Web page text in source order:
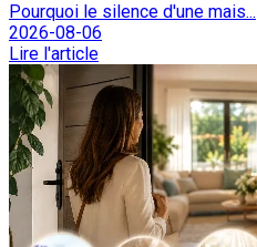
Pourquoi le silence d'une mais...
2026-08-06
Lire l'article